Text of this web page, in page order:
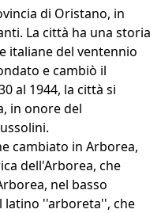
di Oristano, in
La città ha una storia
italiane del ventennio
e cambiò il
al 1944, la città si
in onore del
cambiato in Arborea,
dell'Arborea, che
nel basso
latino ''arboreta'', che